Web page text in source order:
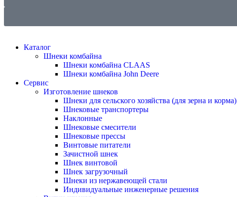
Каталог
Шнеки комбайна
Шнеки комбайна CLAAS
Шнеки комбайна John Deere
Сервис
Изготовление шнеков
Шнеки для сельского хозяйства (для зерна и корма)
Шнековые транспортеры
Наклонные
Шнековые смесители
Шнековые прессы
Винтовые питатели
Зачистной шнек
Шнек винтовой
Шнек загрузочный
Шнеки из нержавеющей стали
Индивидуальные инженерные решения